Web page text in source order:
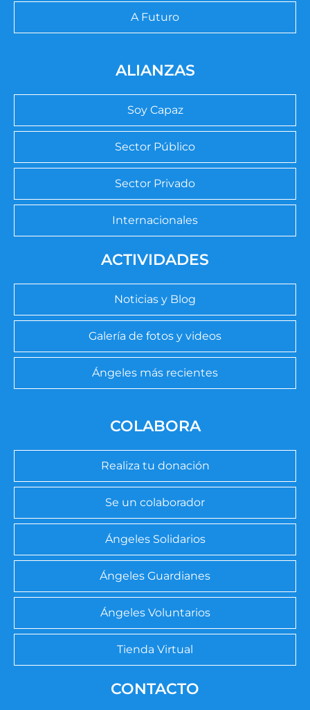
A Futuro
ALIANZAS
Soy Capaz
Sector Público
Sector Privado
Internacionales
ACTIVIDADES
Noticias y Blog
Galería de fotos y videos
Ángeles más recientes
COLABORA
Realiza tu donación
Se un colaborador
Ángeles Solidarios
Ángeles Guardianes
Ángeles Voluntarios
Tienda Virtual
CONTACTO